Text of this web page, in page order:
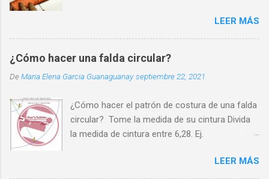
nuestra silueta y que nos haga sentir cómodos
y seguros.
LEER MÁS
¿Cómo hacer una falda circular?
DeMaria Elena Garcia Guanaguanay septiembre 22, 2021
¿Cómo hacer el patrón de costura de una falda
circular? Tome la medida de su cintura Divida
la medida de cintura entre 6,28. Ej.
Sobre un pliego de papel, fije en una esquina el
LEER MÁS